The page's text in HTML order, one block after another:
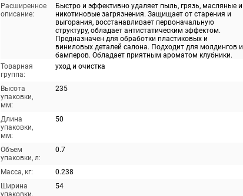
Расширенное
описание:
Быстро и эффективно удаляет пыль, грязь, масляные и
никотиновые загрязнения. Защищает от старения и
выгорания, восстанавливает первоначальную
структуру, обладает антистатическим эффектом.
Предназначен для обработки пластиковых и
виниловых деталей салона. Подходит для молдингов и
бамперов. Обладает приятным ароматом клубники.
Товарная
группа:
уход и очистка
Высота
упаковки,
мм:
235
Длина
упаковки,
мм:
50
Объем
упаковки, л:
0.7
Масса, кг:
0.238
Ширина
упаковки,
54